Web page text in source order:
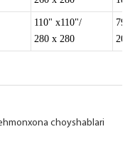
110" x110"/
280 x 280
79"
200